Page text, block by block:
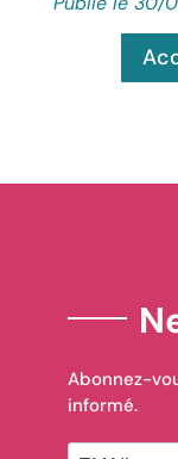
Abonnez-
informé.